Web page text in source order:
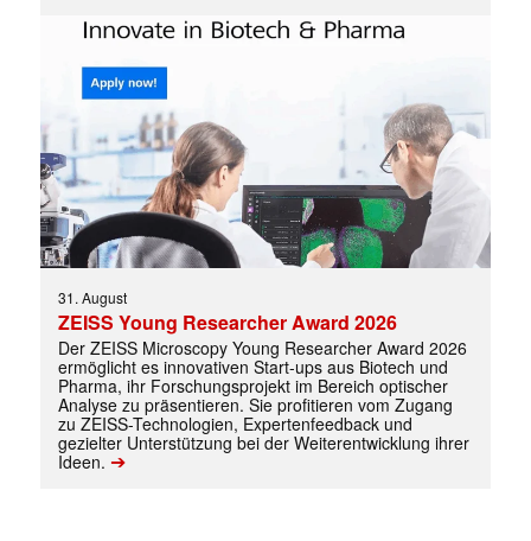
Mit dem |transkript-Newsletter
jede Woche aktuell informiert.
E-
Mail
(erforderlich)
31. August
ZEISS Young Researcher Award 2026
Der ZEISS Microscopy Young Researcher Award 2026
ermöglicht es innovativen Start-ups aus Biotech und
Pharma, ihr Forschungsprojekt im Bereich optischer
Analyse zu präsentieren. Sie profitieren vom Zugang
zu ZEISS-Technologien, Expertenfeedback und
gezielter Unterstützung bei der Weiterentwicklung ihrer
Ideen. ➔